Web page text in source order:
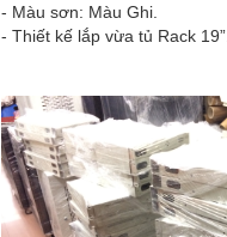
- Màu sơn: Màu Ghi.
- Thiết kế lắp vừa tủ Rack 19”.